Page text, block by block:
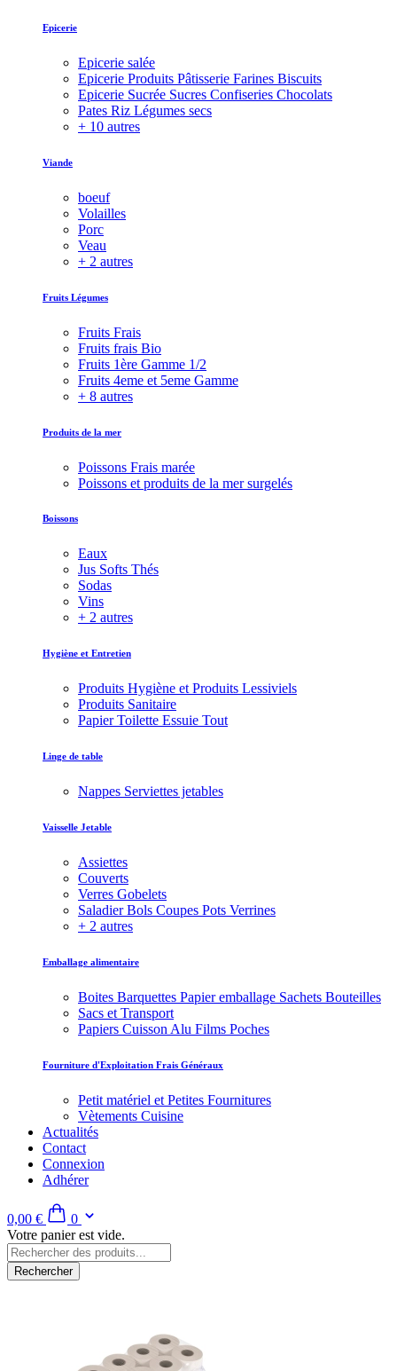
Epicerie
Epicerie salée
Epicerie Produits Pâtisserie Farines Biscuits
Epicerie Sucrée Sucres Confiseries Chocolats
Pates Riz Légumes secs
+ 10 autres
Viande
boeuf
Volailles
Porc
Veau
+ 2 autres
Fruits Légumes
Fruits Frais
Fruits frais Bio
Fruits 1ère Gamme 1/2
Fruits 4eme et 5eme Gamme
+ 8 autres
Produits de la mer
Poissons Frais marée
Poissons et produits de la mer surgelés
Boissons
Eaux
Jus Softs Thés
Sodas
Vins
+ 2 autres
Hygiène et Entretien
Produits Hygiène et Produits Lessiviels
Produits Sanitaire
Papier Toilette Essuie Tout
Linge de table
Nappes Serviettes jetables
Vaisselle Jetable
Assiettes
Couverts
Verres Gobelets
Saladier Bols Coupes Pots Verrines
+ 2 autres
Emballage alimentaire
Boites Barquettes Papier emballage Sachets Bouteilles
Sacs et Transport
Papiers Cuisson Alu Films Poches
Fourniture d'Exploitation Frais Généraux
Petit matériel et Petites Fournitures
Vètements Cuisine
Actualités
Contact
Connexion
Adhérer
0,00 €
0
Votre panier est vide.
Rechercher